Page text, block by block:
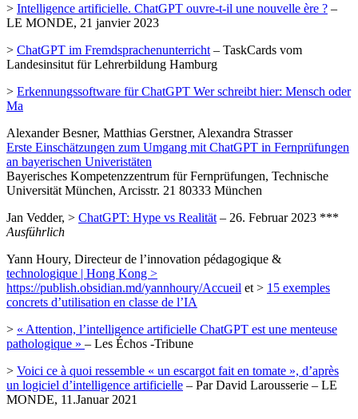
> Intelligence artificielle. ChatGPT ouvre-t-il une nouvelle ère ? –
LE MONDE, 21 janvier 2023
> ChatGPT im Fremdsprachenunterricht – TaskCards vom
Landesinsitut für Lehrerbildung Hamburg
> Erkennungssoftware für ChatGPT Wer schreibt hier: Mensch oder
Ma
Alexander Besner, Matthias Gerstner, Alexandra Strasser
Erste Einschätzungen zum Umgang mit ChatGPT in Fernprüfungen
an bayerischen Univeristäten
Bayerisches Kompetenzzentrum für Fernprüfungen, Technische
Universität München, Arcisstr. 21 80333 München
Jan Vedder, > ChatGPT: Hype vs Realität – 26. Februar 2023 ***
Ausführlich
Yann Houry, Directeur de l’innovation pédagogique &
technologique | Hong Kong >
https://publish.obsidian.md/yannhoury/Accueil et > 15 exemples
concrets d’utilisation en classe de l’IA
> « Attention, l’intelligence artificielle ChatGPT est une menteuse
pathologique » – Les Échos -Tribune
> Voici ce à quoi ressemble « un escargot fait en tomate », d’après
un logiciel d’intelligence artificielle – Par David Larousserie – LE
MONDE, 11.Januar 2021